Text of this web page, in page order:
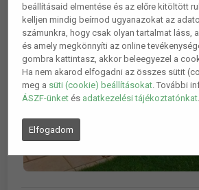
beállításaid elmentése és az előre kitöltött
kelljen mindig beírnod ugyanazokat az
számunkra, hogy csak olyan tartalmat láss,
és amely megkönnyíti az online
gombra kattintasz, akkor beleegyezel a
Ha nem akarod elfogadni az összes sütit
meg a süti (cookie) beállításokat. További
ÁSZF-ünket és adatkezelési tájékoztatónkat.
Elfogadom